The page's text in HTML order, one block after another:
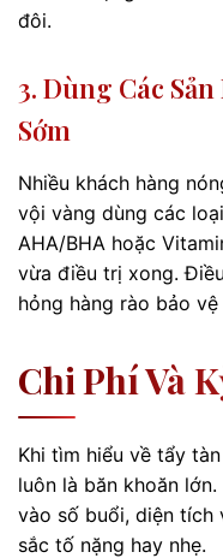
đôi.
3. Dùng Các
Sớm
Nhiều khách hàng
vội vàng dùng các
AHA/BHA hoặc
vừa điều trị xong.
hỏng hàng rào bảo vệ
Chi Phí Và
Khi tìm hiểu về tẩy
luôn là băn khoăn
vào số buổi, diện tích
sắc tố nặng hay nhẹ.